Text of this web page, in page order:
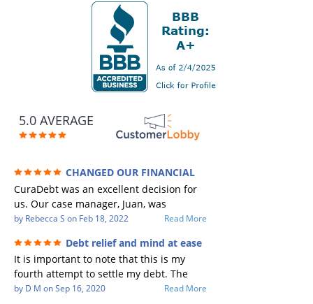
5.0 AVERAGE
CHANGED OUR FINANCIAL
FUTURE (credit 200 Points / 90 K in debt
GONE)
CuraDebt was an excellent decision for
us. Our case manager, Juan, was
incredible to work with. He and Julio
Every communication was quickly
responded to and all of our questions
were answered. We were able to clear
up in excess of 90 K in debt in a few
by Rebecca S on Feb 18, 2022 Read More
Debt relief and mind at ease
It is important to note that this is my
fourth attempt to settle my debt. The
first debt settlement company gave me
by D M onSep 16, 2020 Read More